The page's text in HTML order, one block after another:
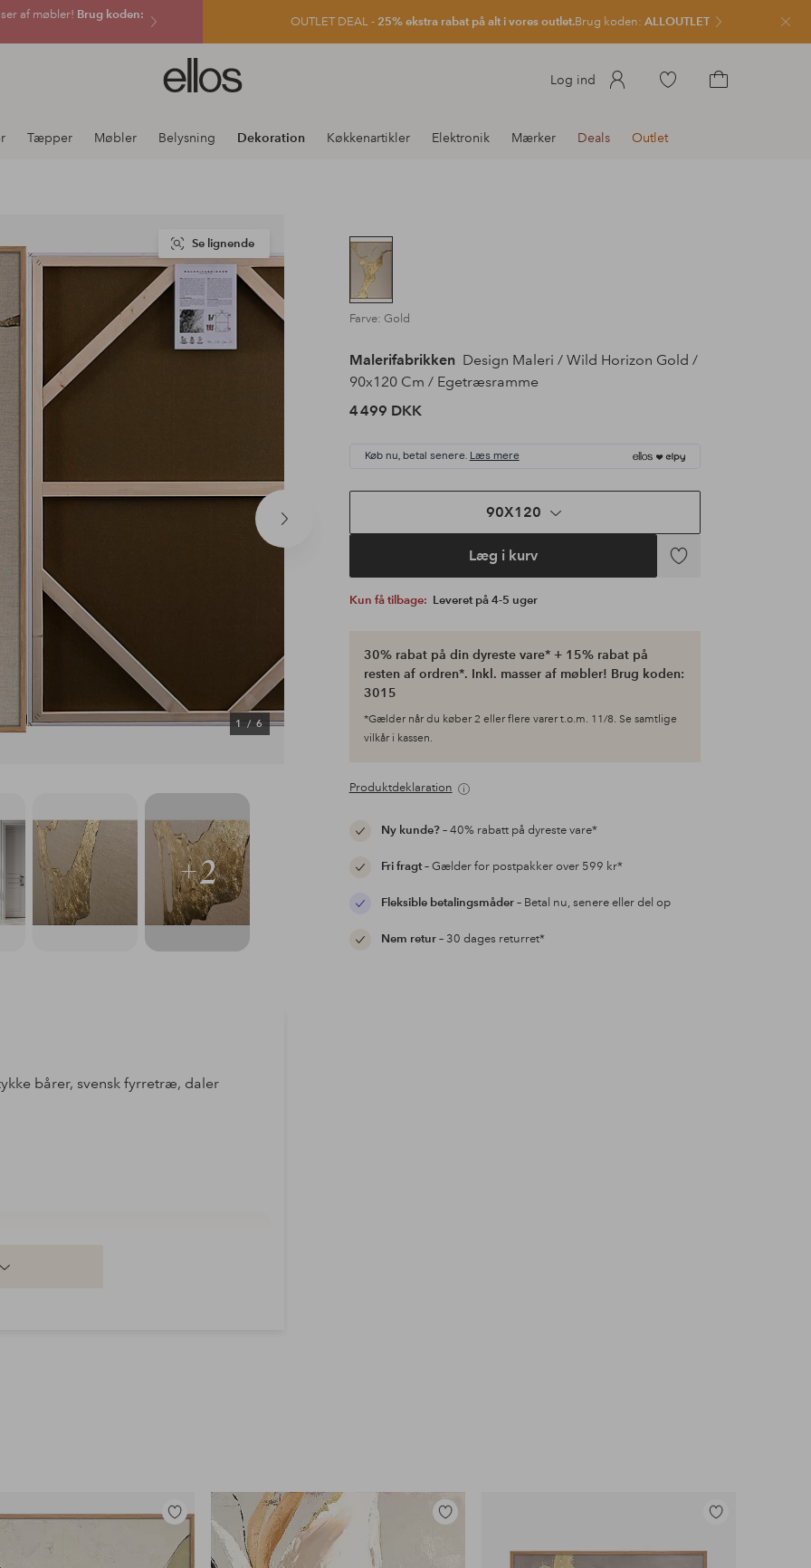
af møbler! Brug koden:
OUTLET DEAL - 25% ekstra rabat på alt i vores outlet.Brug koden: ALLOUTLET Luk
Ellos
logo
gå
Log ind
Gå
produkter
Tæpper Møbler Belysning Dekoration Køkkenartikler Elektronik Mærker Deals Outlet
Næste
produkt
1/ 6
Se lignende
Farve: Gold
Malerifabrikken Design Maleri / Wild Horizon Gold /
90x120 Cm / Egetræsramme
4 499 DKK
Køb nu, betal senere. Læs mere
90X120
Læg i kurv
Tilføj
Kun få tilbage: Leveret på 4-5 uger
30% rabat på din dyreste vare* + 15% rabat på
resten af ordren*. Inkl. masser af møbler! Brug koden:
3015
*Gælder når du køber 2 eller flere varer t.o.m. 11/8. Se samtlige
vilkår i kassen.
Produktdeklaration
Ny kunde?– 40% rabatt på dyreste vare*
Fri fragt– Gælder for postpakker over 599 kr*
Fleksible betalingsmåder– Betal nu, senere eller del op
Nem retur– 30 dages returret*
+2
bårer, svensk fyrretræ, daler
Tilføj
favoritter
Tilføj
Tilføj
favoritter